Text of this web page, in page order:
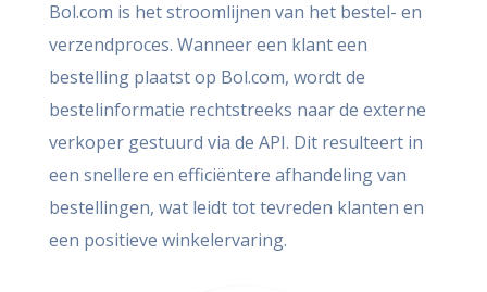
Bol.com is het stroomlijnen van het bestel- en
verzendproces. Wanneer een klant een
bestelling plaatst op Bol.com, wordt de
bestelinformatie rechtstreeks naar de externe
verkoper gestuurd via de API. Dit resulteert in
een snellere en efficiëntere afhandeling van
bestellingen, wat leidt tot tevreden klanten en
een positieve winkelervaring.